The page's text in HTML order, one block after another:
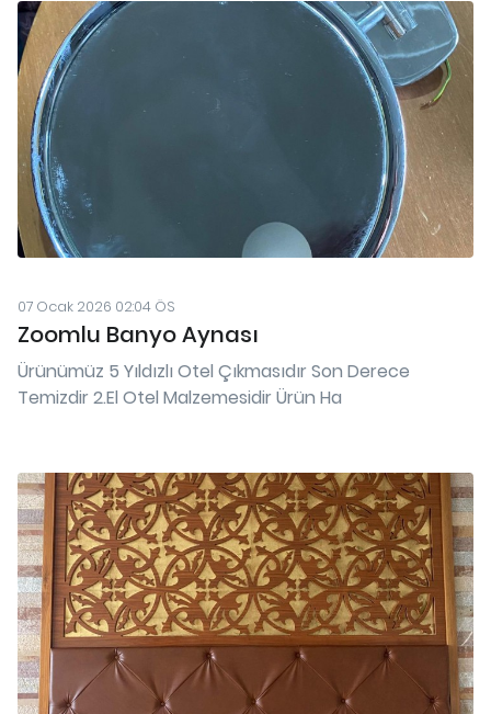
07 Ocak 2026 02:04 ÖS
Zoomlu Banyo Aynası
Ürünümüz 5 Yıldızlı Otel Çıkmasıdır Son Derece
Temizdir 2.El Otel Malzemesidir Ürün Ha